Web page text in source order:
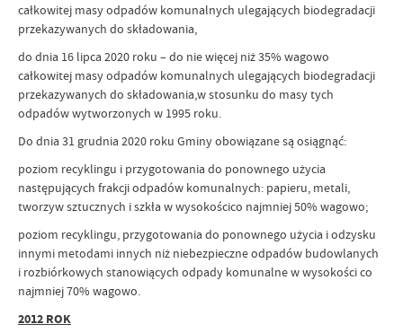
całkowitej masy odpadów komunalnych ulegających biodegradacji
przekazywanych do składowania,
do dnia 16 lipca 2020 roku – do nie więcej niż 35% wagowo
całkowitej masy odpadów komunalnych ulegających biodegradacji
przekazywanych do składowania, w stosunku do masy tych
odpadów wytworzonych w 1995 roku.
Do dnia 31 grudnia 2020 roku Gminy obowiązane są osiągnąć:
poziom recyklingu i przygotowania do ponownego użycia
następujących frakcji odpadów komunalnych: papieru, metali,
tworzyw sztucznych i szkła w wysokościco najmniej 50% wagowo;
poziom recyklingu, przygotowania do ponownego użycia i odzysku
innymi metodami innych niż niebezpieczne odpadów budowlanych
i rozbiórkowych stanowiących odpady komunalne w wysokości co
najmniej 70% wagowo.
2012 ROK